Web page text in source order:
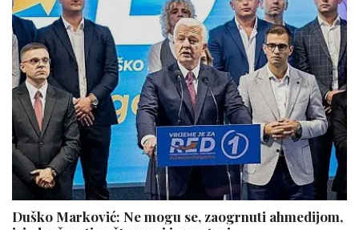
Duško Marković: Ne mogu se, zaogrnuti ahmedijom,